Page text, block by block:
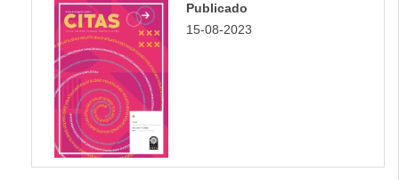
Contenido
principal
lateral
Publicado
15-08-2023